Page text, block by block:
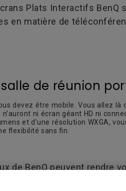
Plats Interactifs
en matière de
de réunion
devez être mobile. Vous allez
ni écran géant HD ni
et d’une résolution WXGA,
flexibilité sans fin.
de BenQ peuvent rendre
informatique des